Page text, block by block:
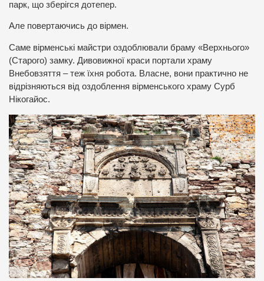
парк, що зберігся дотепер.
Але повертаючись до вірмен.
Саме вірменські майстри оздоблювали браму «Верхнього»
(Старого) замку. Дивовижної краси портали храму
Внебовзяття – теж їхня робота. Власне, вони практично не
відрізняються від оздоблення вірменського храму Сурб
Нікогайос.